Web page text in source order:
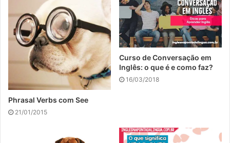
Phrasal Verbs com See
21/01/2015
Curso de Conversação em
Inglês: o que é e como faz?
16/03/2018